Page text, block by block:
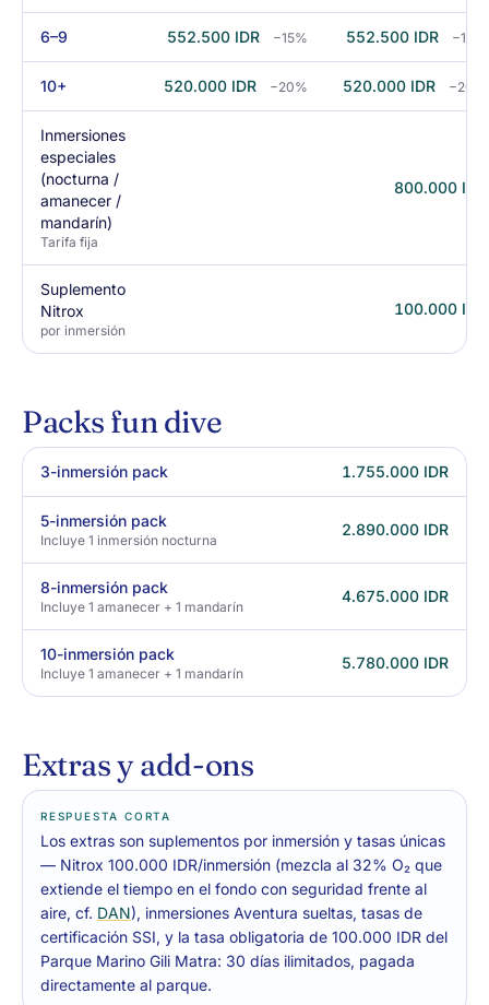
6–9 552.500 IDR −15% 552.500 IDR −15%
10+ 520.000 IDR −20% 520.000 IDR −20%
Inmersiones
especiales
(nocturna /
amanecer /
mandarín)
Tarifa fija
800.000 IDR
Suplemento
Nitrox
por inmersión
100.000 IDR
Packs fun dive
3-inmersión pack 1.755.000 IDR
5-inmersión pack
Incluye 1 inmersión nocturna
2.890.000 IDR
8-inmersión pack
Incluye 1 amanecer + 1 mandarín
4.675.000 IDR
10-inmersión pack
Incluye 1 amanecer + 1 mandarín
5.780.000 IDR
Extras y add-ons
RESPUESTA CORTA
Los extras son suplementos por inmersión y tasas únicas
— Nitrox 100.000 IDR/inmersión (mezcla al 32% O₂ que
extiende el tiempo en el fondo con seguridad frente al
aire, cf. DAN), inmersiones Aventura sueltas, tasas de
certificación SSI, y la tasa obligatoria de 100.000 IDR del
Parque Marino Gili Matra: 30 días ilimitados, pagada
directamente al parque.